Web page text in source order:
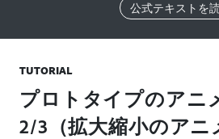
公式テキストを
TUTORIAL
プロトタイプのアニ
2/3（拡大縮小のアニ